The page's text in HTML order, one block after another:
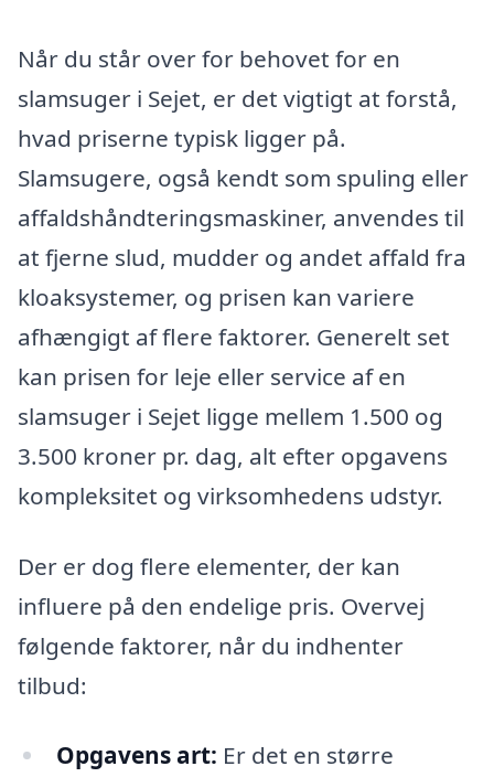
Når du står over for behovet for en
slamsuger i Sejet, er det vigtigt at forstå,
hvad priserne typisk ligger på.
Slamsugere, også kendt som spuling eller
affaldshåndteringsmaskiner, anvendes til
at fjerne slud, mudder og andet affald fra
kloaksystemer, og prisen kan variere
afhængigt af flere faktorer. Generelt set
kan prisen for leje eller service af en
slamsuger i Sejet ligge mellem 1.500 og
3.500 kroner pr. dag, alt efter opgavens
kompleksitet og virksomhedens udstyr.
Der er dog flere elementer, der kan
influere på den endelige pris. Overvej
følgende faktorer, når du indhenter
tilbud:
Opgavens art: Er det en større